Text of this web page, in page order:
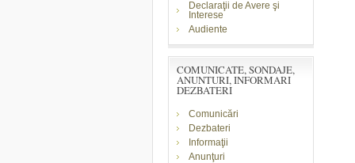
Declaraţii de Avere şi
Interese
Audiente
COMUNICATE, SONDAJE,
ANUNTURI, INFORMARI
DEZBATERI
Comunicări
Dezbateri
Informaţii
Anunţuri